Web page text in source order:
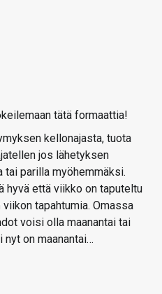
tätä formaattia!
kellonajasta, tuota
jos lähetyksen
tai parilla myöhemmäksi.
hyvä että viikko on taputeltu
tapahtumia. Omassa
voisi olla maanantai tai
on maanantai…